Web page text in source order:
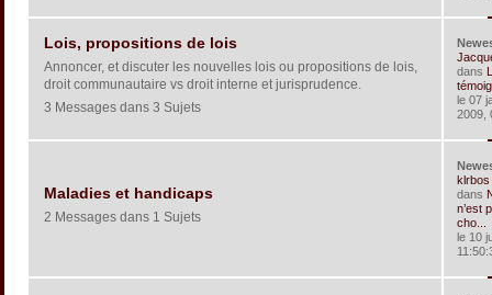
Lois, propositions de lois
Annoncer, et discuter les nouvelles lois ou propositions de lois,
droit communautaire vs droit interne et jurisprudence.
3 Messages dans 3 Sujets
dans
le 07
2009,
Maladies et handicaps
2 Messages dans 1 Sujets
klrbos
dans
n’est
cho...
le 10